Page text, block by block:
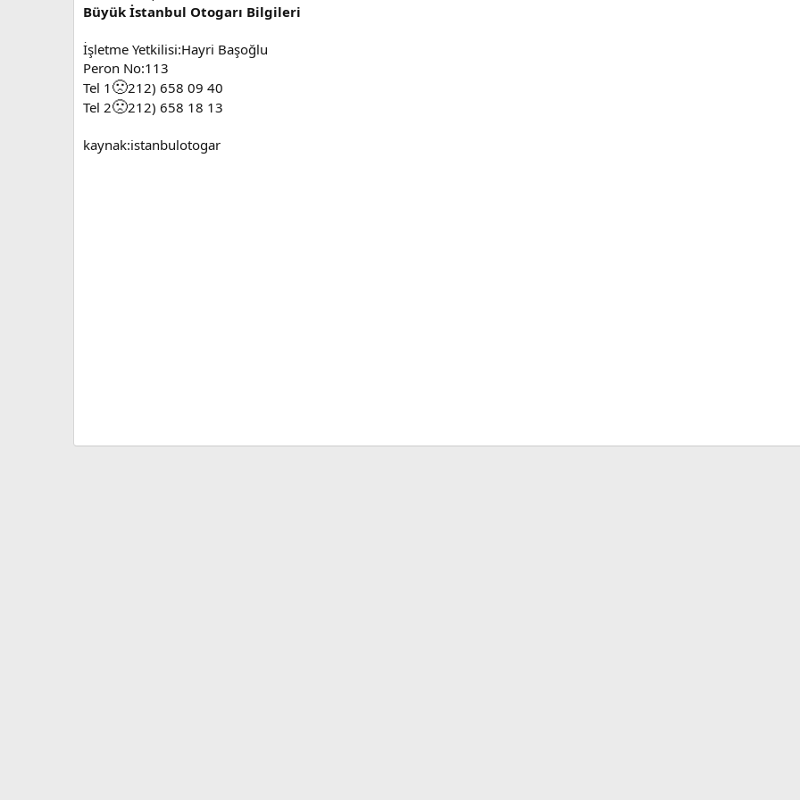
Büyük İstanbul Otogarı Bilgileri
İşletme Yetkilisi:Hayri Başoğlu
Peron No:113
Tel 1 🙁212) 658 09 40
Tel 2🙁212) 658 18 13
kaynak:istanbulotogar​